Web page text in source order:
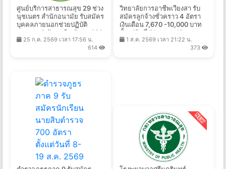
ศูนย์บริการสาธารณสุข 29 ช่วง
นุชเนตร สำนักอนามัย รับสมัคร
บุคคลภายนอกช่วยปฏิบัติ
ราชการ 2 อัตรา จ้างวันละ 682
-825 บาท ตั้งแต่วันที่ 21 ก.ค. -
25 ก.ค. 2569 เวลา 17:56 น.
614
วิทยาลัยการอาชีพเวียงสา รับ
สมัครลูกจ้างชั่วคราว 4 อัตรา
เงินเดือน 7,670 -10,000 บาท
ตั้งแต่วันที่ 31 ก.ค. - 13 ส.ค.
2569
1 ส.ค. 2569 เวลา 21:22 น.
373